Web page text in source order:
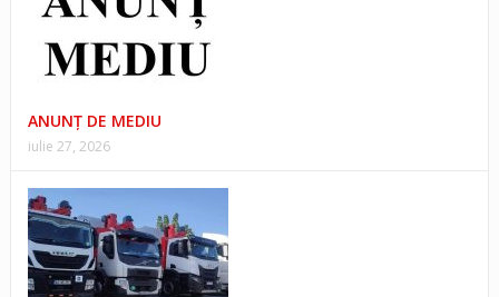
ANUNŢ DE MEDIU
iulie 27, 2026